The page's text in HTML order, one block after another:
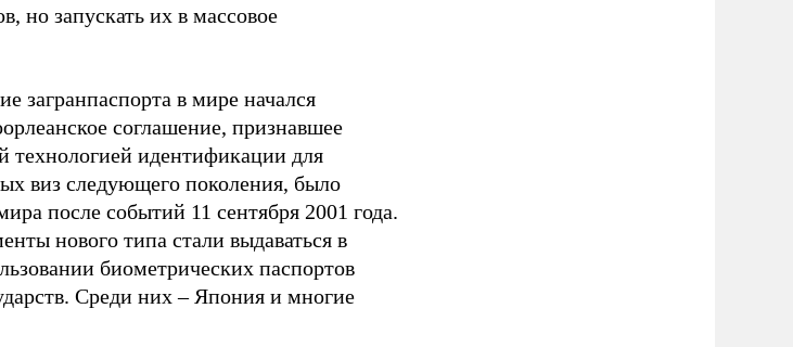
но запускать их в массовое
загранпаспорта в мире начался
соглашение, признавшее
технологией идентификации для
виз следующего поколения, было
после событий 11 сентября 2001 года.
нового типа стали выдаваться в
биометрических паспортов
Среди них – Япония и многие